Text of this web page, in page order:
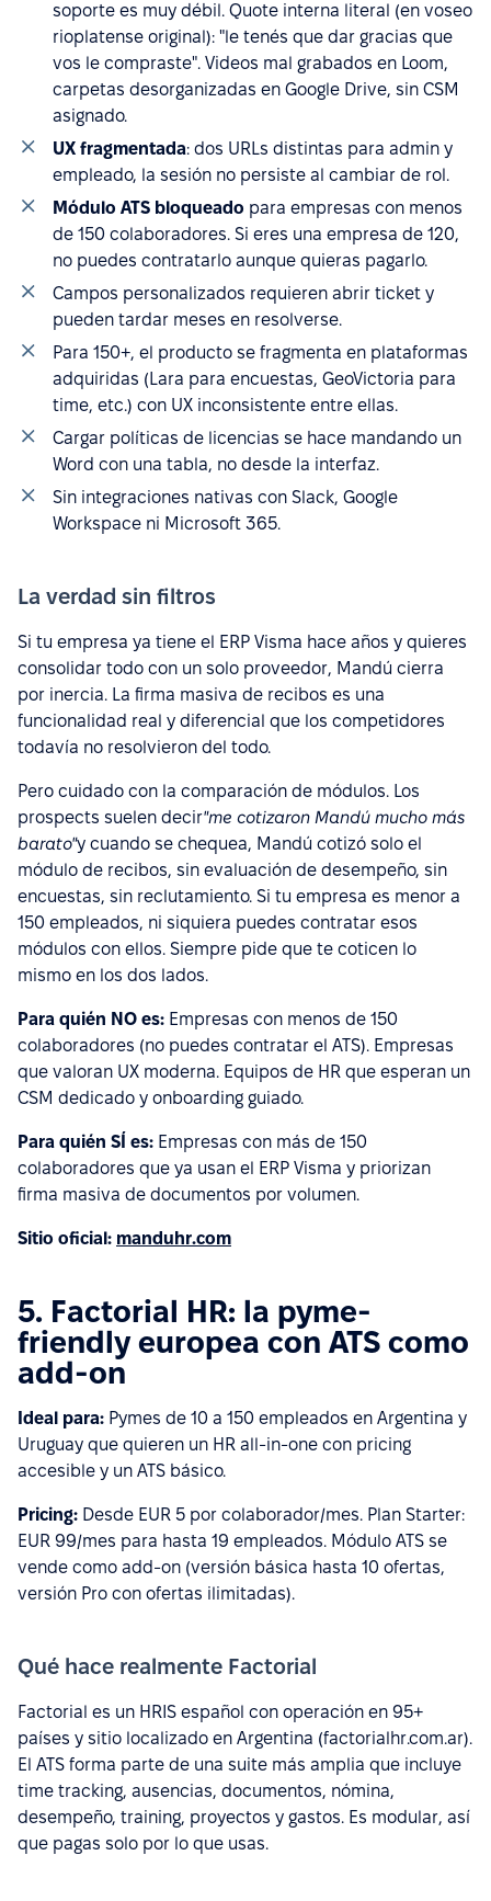
soporte es muy débil. Quote interna literal (en voseo
rioplatense original): "le tenés que dar gracias que
vos le compraste". Videos mal grabados en Loom,
carpetas desorganizadas en Google Drive, sin CSM
asignado.
UX fragmentada: dos URLs distintas para admin y
empleado, la sesión no persiste al cambiar de rol.
Módulo ATS bloqueado para empresas con menos
de 150 colaboradores. Si eres una empresa de 120,
no puedes contratarlo aunque quieras pagarlo.
Campos personalizados requieren abrir ticket y
pueden tardar meses en resolverse.
Para 150+, el producto se fragmenta en plataformas
adquiridas (Lara para encuestas, GeoVictoria para
time, etc.) con UX inconsistente entre ellas.
Cargar políticas de licencias se hace mandando un
Word con una tabla, no desde la interfaz.
Sin integraciones nativas con Slack, Google
Workspace ni Microsoft 365.
La verdad sin filtros
Si tu empresa ya tiene el ERP Visma hace años y quieres
consolidar todo con un solo proveedor, Mandú cierra
por inercia. La firma masiva de recibos es una
funcionalidad real y diferencial que los competidores
todavía no resolvieron del todo.
Pero cuidado con la comparación de módulos. Los
prospects suelen decir"me cotizaron Mandú mucho más
barato"y cuando se chequea, Mandú cotizó solo el
módulo de recibos, sin evaluación de desempeño, sin
encuestas, sin reclutamiento. Si tu empresa es menor a
150 empleados, ni siquiera puedes contratar esos
módulos con ellos. Siempre pide que te coticen lo
mismo en los dos lados.
Para quién NO es: Empresas con menos de 150
colaboradores (no puedes contratar el ATS). Empresas
que valoran UX moderna. Equipos de HR que esperan un
CSM dedicado y onboarding guiado.
Para quién SÍ es: Empresas con más de 150
colaboradores que ya usan el ERP Visma y priorizan
firma masiva de documentos por volumen.
Sitio oficial: manduhr.com
5. Factorial HR: la pyme-
friendly europea con ATS como
add-on
Ideal para: Pymes de 10 a 150 empleados en Argentina y
Uruguay que quieren un HR all-in-one con pricing
accesible y un ATS básico.
Pricing: Desde EUR 5 por colaborador/mes. Plan Starter:
EUR 99/mes para hasta 19 empleados. Módulo ATS se
vende como add-on (versión básica hasta 10 ofertas,
versión Pro con ofertas ilimitadas).
Qué hace realmente Factorial
Factorial es un HRIS español con operación en 95+
países y sitio localizado en Argentina (factorialhr.com.ar).
El ATS forma parte de una suite más amplia que incluye
time tracking, ausencias, documentos, nómina,
desempeño, training, proyectos y gastos. Es modular, así
que pagas solo por lo que usas.